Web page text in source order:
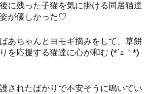
に残った子猫を気に掛ける同居猫達
が優しかった♡
あちゃんとヨモギ摘みをして、草餅
を応援する猫達に心が和む (*´ｪ｀*)
されたばかりで不安そうに鳴いてい